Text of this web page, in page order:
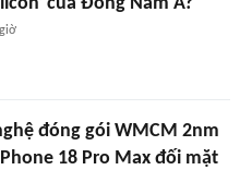
đóng gói WMCM 2nm
18 Pro Max đối mặt